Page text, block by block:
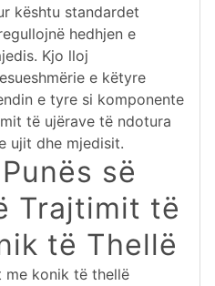
kështu standardet
hedhjen e
Kjo lloj
e këtyre
e tyre si komponente
të ujërave të ndotura
ujit dhe mjedisit.
së
Trajtimit të
të Thellë
konik të thellë